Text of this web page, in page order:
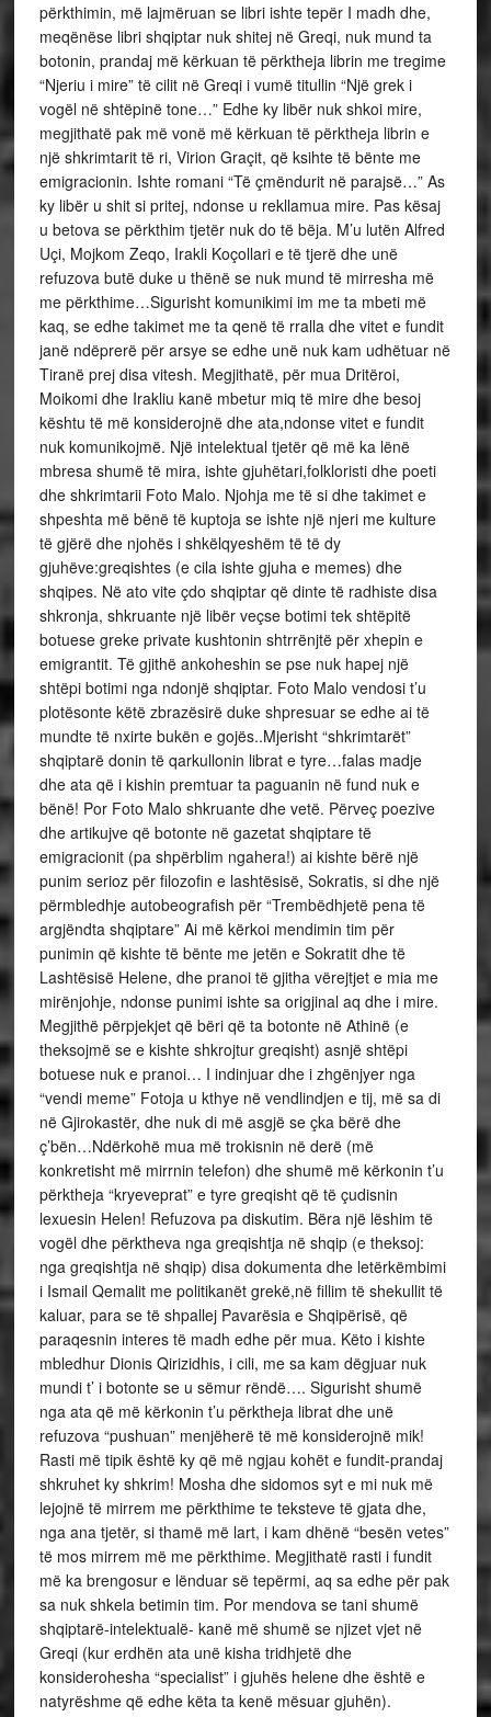
përkthimin, më lajmëruan se libri ishte tepër I madh dhe,
meqënëse libri shqiptar nuk shitej në Greqi, nuk mund ta
botonin, prandaj më kërkuan të përktheja librin me tregime
“Njeriu i mire” të cilit në Greqi i vumë titullin “Një grek i
vogël në shtëpinë tone…” Edhe ky libër nuk shkoi mire,
megjithatë pak më vonë më kërkuan të përktheja librin e
një shkrimtarit të ri, Virion Graçit, që ksihte të bënte me
emigracionin. Ishte romani “Të çmëndurit në parajsë…” As
ky libër u shit si pritej, ndonse u rekllamua mire. Pas kësaj
u betova se përkthim tjetër nuk do të bëja. M’u lutën Alfred
Uçi, Mojkom Zeqo, Irakli Koçollari e të tjerë dhe unë
refuzova butë duke u thënë se nuk mund të mirresha më
me përkthime…Sigurisht komunikimi im me ta mbeti më
kaq, se edhe takimet me ta qenë të rralla dhe vitet e fundit
janë ndëprerë për arsye se edhe unë nuk kam udhëtuar në
Tiranë prej disa vitesh. Megjithatë, për mua Dritëroi,
Moikomi dhe Irakliu kanë mbetur miq të mire dhe besoj
kështu të më konsiderojnë dhe ata,ndonse vitet e fundit
nuk komunikojmë. Një intelektual tjetër që më ka lënë
mbresa shumë të mira, ishte gjuhëtari,folkloristi dhe poeti
dhe shkrimtarii Foto Malo. Njohja me të si dhe takimet e
shpeshta më bënë të kuptoja se ishte një njeri me kulture
të gjërë dhe njohës i shkëlqyeshëm të të dy
gjuhëve:greqishtes (e cila ishte gjuha e memes) dhe
shqipes. Në ato vite çdo shqiptar që dinte të radhiste disa
shkronja, shkruante një libër veçse botimi tek shtëpitë
botuese greke private kushtonin shtrrënjtë për xhepin e
emigrantit. Të gjithë ankoheshin se pse nuk hapej një
shtëpi botimi nga ndonjë shqiptar. Foto Malo vendosi t’u
plotësonte këtë zbrazësirë duke shpresuar se edhe ai të
mundte të nxirte bukën e gojës..Mjerisht “shkrimtarët”
shqiptarë donin të qarkullonin librat e tyre…falas madje
dhe ata që i kishin premtuar ta paguanin në fund nuk e
bënë! Por Foto Malo shkruante dhe vetë. Përveç poezive
dhe artikujve që botonte në gazetat shqiptare të
emigracionit (pa shpërblim ngahera!) ai kishte bërë një
punim serioz për filozofin e lashtësisë, Sokratis, si dhe një
përmbledhje autobeografish për “Trembëdhjetë pena të
argjëndta shqiptare” Ai më kërkoi mendimin tim për
punimin që kishte të bënte me jetën e Sokratit dhe të
Lashtësisë Helene, dhe pranoi të gjitha vërejtjet e mia me
mirënjohje, ndonse punimi ishte sa origjinal aq dhe i mire.
Megjithë përpjekjet që bëri që ta botonte në Athinë (e
theksojmë se e kishte shkrojtur greqisht) asnjë shtëpi
botuese nuk e pranoi… I indinjuar dhe i zhgënjyer nga
“vendi meme” Fotoja u kthye në vendlindjen e tij, më sa di
në Gjirokastër, dhe nuk di më asgjë se çka bërë dhe
ç’bën…Ndërkohë mua më trokisnin në derë (më
konkretisht më mirrnin telefon) dhe shumë më kërkonin t’u
përktheja “kryeveprat” e tyre greqisht që të çudisnin
lexuesin Helen! Refuzova pa diskutim. Bëra një lëshim të
vogël dhe përktheva nga greqishtja në shqip (e theksoj:
nga greqishtja në shqip) disa dokumenta dhe letërkëmbimi
i Ismail Qemalit me politikanët grekë,në fillim të shekullit të
kaluar, para se të shpallej Pavarësia e Shqipërisë, që
paraqesnin interes të madh edhe për mua. Këto i kishte
mbledhur Dionis Qirizidhis, i cili, me sa kam dëgjuar nuk
mundi t’ i botonte se u sëmur rëndë…. Sigurisht shumë
nga ata që më kërkonin t’u përktheja librat dhe unë
refuzova “pushuan” menjëherë të më konsiderojnë mik!
Rasti më tipik është ky që më ngjau kohët e fundit-prandaj
shkruhet ky shkrim! Mosha dhe sidomos syt e mi nuk më
lejojnë të mirrem me përkthime te teksteve të gjata dhe,
nga ana tjetër, si thamë më lart, i kam dhënë “besën vetes”
të mos mirrem më me përkthime. Megjithatë rasti i fundit
më ka brengosur e lënduar së tepërmi, aq sa edhe për pak
sa nuk shkela betimin tim. Por mendova se tani shumë
shqiptarë-intelektualë- kanë më shumë se njizet vjet në
Greqi (kur erdhën ata unë kisha tridhjetë dhe
konsiderohesha “specialist” i gjuhës helene dhe është e
natyrëshme që edhe këta ta kenë mësuar gjuhën).